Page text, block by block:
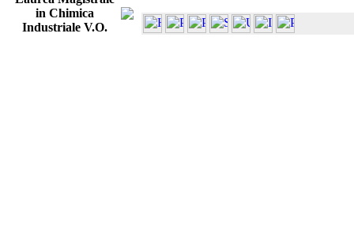
in Chimica
Industriale V.O.